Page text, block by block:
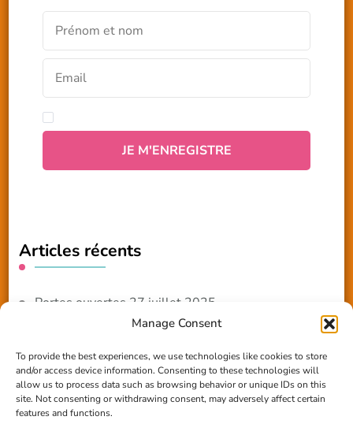
Manage Consent
To provide the best experiences, we use technologies like cookies to store
and/or access device information. Consenting to these technologies will
allow us to process data such as browsing behavior or unique IDs on this
site. Not consenting or withdrawing consent, may adversely affect certain
features and functions.
Articles récents
Portes ouvertes 27 juillet 2025
Reportage TV Com
Construction en terre-paille